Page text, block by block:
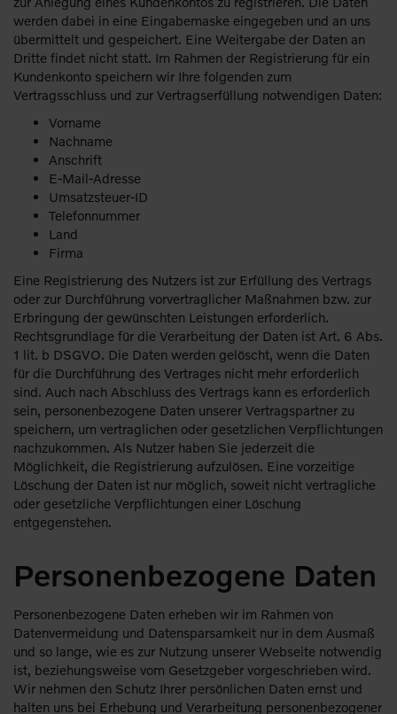
werden dabei in eine Eingabemaske eingegeben und an uns
übermittelt und gespeichert. Eine Weitergabe der Daten an
Dritte findet nicht statt. Im Rahmen der Registrierung für ein
Kundenkonto speichern wir Ihre folgenden zum
Vertragsschluss und zur Vertragserfüllung notwendigen Daten:
Vorname
Nachname
Anschrift
E-Mail-Adresse
Umsatzsteuer-ID
Telefonnummer
Land
Firma
Eine Registrierung des Nutzers ist zur Erfüllung des Vertrags
oder zur Durchführung vorvertraglicher Maßnahmen bzw. zur
Erbringung der gewünschten Leistungen erforderlich.
Rechtsgrundlage für die Verarbeitung der Daten ist Art. 6 Abs.
1 lit. b DSGVO. Die Daten werden gelöscht, wenn die Daten
für die Durchführung des Vertrages nicht mehr erforderlich
sind. Auch nach Abschluss des Vertrags kann es erforderlich
sein, personenbezogene Daten unserer Vertragspartner zu
speichern, um vertraglichen oder gesetzlichen Verpflichtungen
nachzukommen. Als Nutzer haben Sie jederzeit die
Möglichkeit, die Registrierung aufzulösen. Eine vorzeitige
Löschung der Daten ist nur möglich, soweit nicht vertragliche
oder gesetzliche Verpflichtungen einer Löschung
entgegenstehen.
Personenbezogene Daten
Personenbezogene Daten erheben wir im Rahmen von
Datenvermeidung und Datensparsamkeit nur in dem Ausmaß
und so lange, wie es zur Nutzung unserer Webseite notwendig
ist, beziehungsweise vom Gesetzgeber vorgeschrieben wird.
Wir nehmen den Schutz Ihrer persönlichen Daten ernst und
halten uns bei Erhebung und Verarbeitung personenbezogener